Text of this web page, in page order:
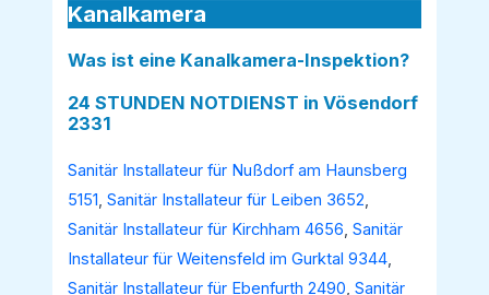
Kanalkamera
Was ist eine Kanalkamera-Inspektion?
24 STUNDEN NOTDIENST in Vösendorf
2331
Sanitär Installateur für Nußdorf am Haunsberg
5151,Sanitär Installateur für Leiben 3652,
Sanitär Installateur für Kirchham 4656,Sanitär
Installateur für Weitensfeld im Gurktal 9344,
Sanitär Installateur für Ebenfurth 2490,Sanitär